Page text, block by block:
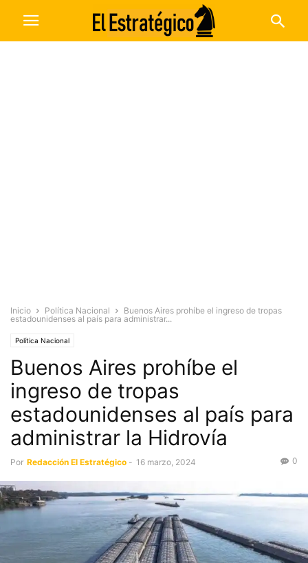
Inicio Política Nacional
Buenos Aires prohíbe el ingreso de tropas
estadounidenses al país para administrar...
Política Nacional
Buenos Aires prohíbe el
ingreso de tropas
estadounidenses al país para
administrar la Hidrovía
Por Redacción El Estratégico - 16 marzo, 2024 0